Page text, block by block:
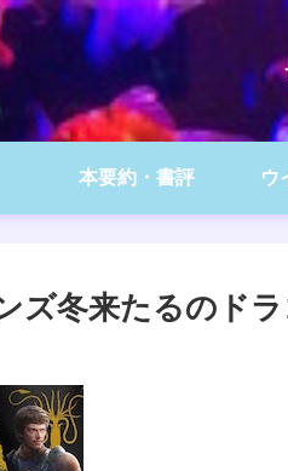
本要約・書評 ウ
ズ冬来たるのド